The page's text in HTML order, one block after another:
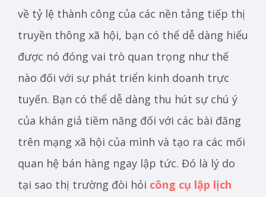
về tỷ lệ thành công của các nền tảng tiếp thị
truyền thông xã hội, bạn có thể dễ dàng hiểu
được nó đóng vai trò quan trọng như thế
nào đối với sự phát triển kinh doanh trực
tuyến. Bạn có thể dễ dàng thu hút sự chú ý
của khán giả tiềm năng đối với các bài đăng
trên mạng xã hội của mình và tạo ra các mối
quan hệ bán hàng ngay lập tức. Đó là lý do
tại sao thị trường đòi hỏi công cụ lập lịch